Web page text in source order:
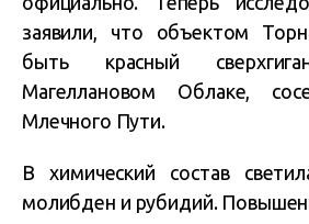
заявили, что объектом
быть красный
Магеллановом Облаке,
Млечного Пути.
В химический состав
молибден и рубидий.